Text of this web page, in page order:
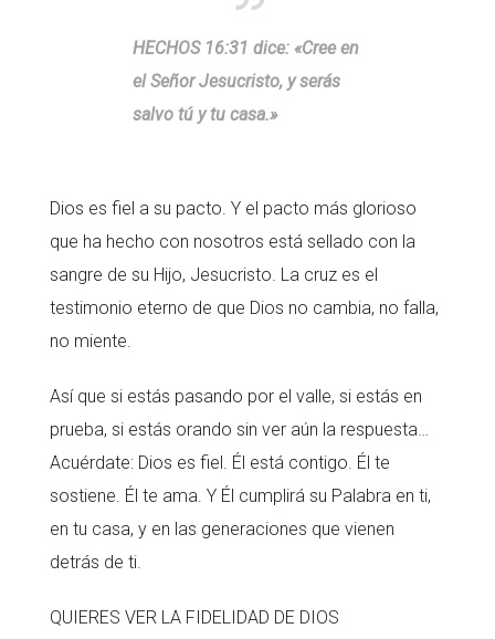
HECHOS 16:31 dice: «Cree en
el Señor Jesucristo, y serás
salvo tú y tu casa.»
Dios es fiel a su pacto. Y el pacto más glorioso
que ha hecho con nosotros está sellado con la
sangre de su Hijo, Jesucristo. La cruz es el
testimonio eterno de que Dios no cambia, no falla,
no miente.
Así que si estás pasando por el valle, si estás en
prueba, si estás orando sin ver aún la respuesta…
Acuérdate: Dios es fiel. Él está contigo. Él te
sostiene. Él te ama. Y Él cumplirá su Palabra en ti,
en tu casa, y en las generaciones que vienen
detrás de ti.
QUIERES VER LA FIDELIDAD DE DIOS